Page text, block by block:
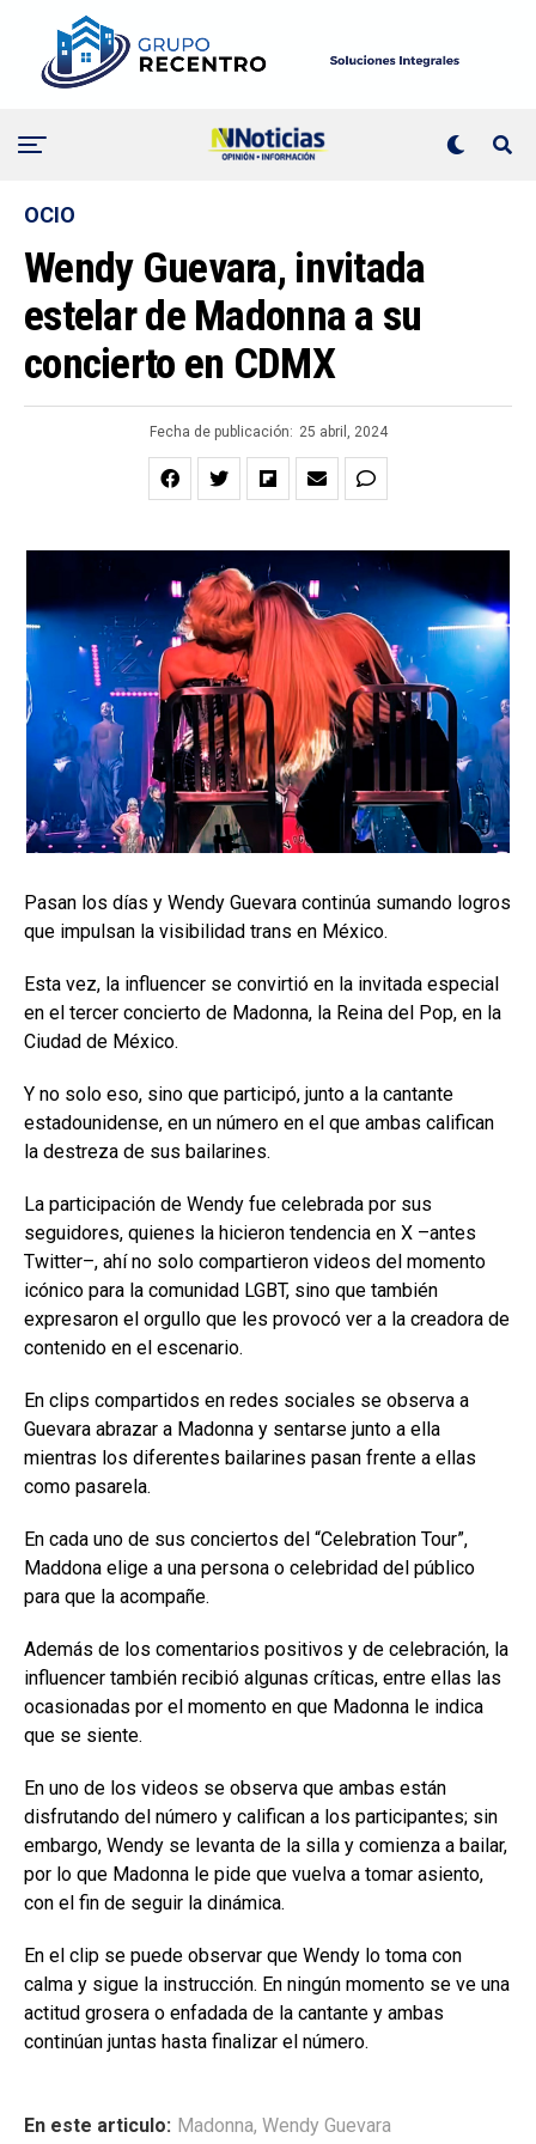
OCIO
Wendy Guevara, invitada
estelar de Madonna a su
concierto en CDMX
Fecha de publicación: 25 abril, 2024
Pasan los días y Wendy Guevara continúa sumando logros
que impulsan la visibilidad trans en México.
Esta vez, la influencer se convirtió en la invitada especial
en el tercer concierto de Madonna, la Reina del Pop, en la
Ciudad de México.
Y no solo eso, sino que participó, junto a la cantante
estadounidense, en un número en el que ambas califican
la destreza de sus bailarines.
La participación de Wendy fue celebrada por sus
seguidores, quienes la hicieron tendencia en X –antes
Twitter–, ahí no solo compartieron videos del momento
icónico para la comunidad LGBT, sino que también
expresaron el orgullo que les provocó ver a la creadora de
contenido en el escenario.
En clips compartidos en redes sociales se observa a
Guevara abrazar a Madonna y sentarse junto a ella
mientras los diferentes bailarines pasan frente a ellas
como pasarela.
En cada uno de sus conciertos del “Celebration Tour”,
Maddona elige a una persona o celebridad del público
para que la acompañe.
Además de los comentarios positivos y de celebración, la
influencer también recibió algunas críticas, entre ellas las
ocasionadas por el momento en que Madonna le indica
que se siente.
En uno de los videos se observa que ambas están
disfrutando del número y califican a los participantes; sin
embargo, Wendy se levanta de la silla y comienza a bailar,
por lo que Madonna le pide que vuelva a tomar asiento,
con el fin de seguir la dinámica.
En el clip se puede observar que Wendy lo toma con
calma y sigue la instrucción. En ningún momento se ve una
actitud grosera o enfadada de la cantante y ambas
continúan juntas hasta finalizar el número.
En este articulo: Madonna, Wendy Guevara